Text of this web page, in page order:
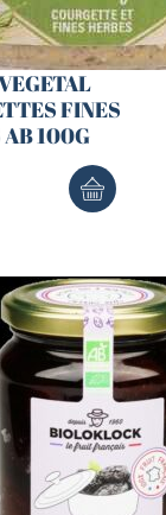
FINES
AB 100G